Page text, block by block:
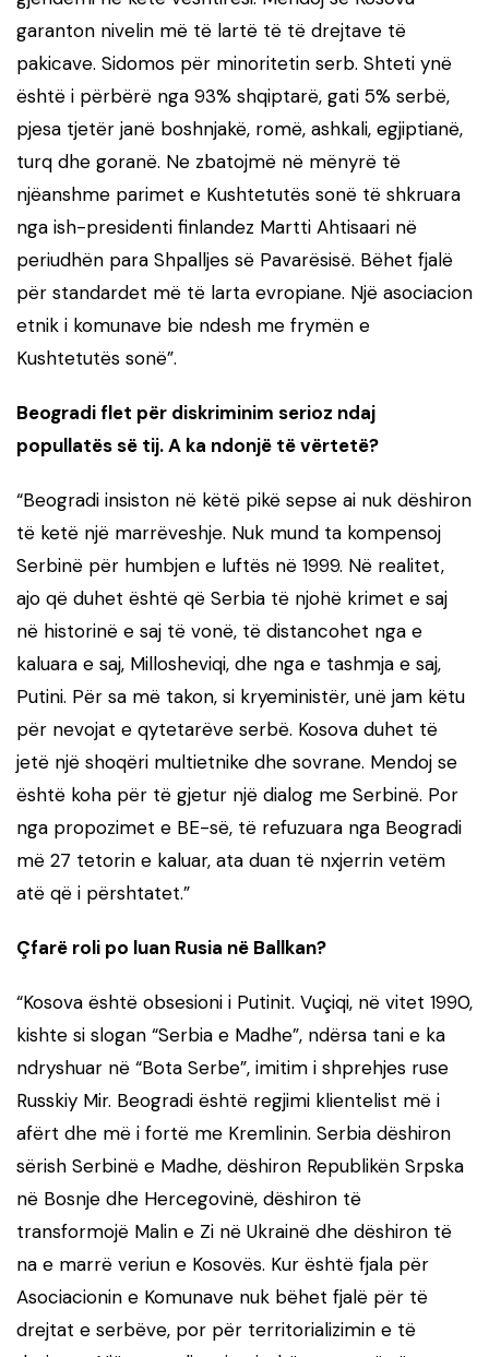
garanton nivelin më të lartë të të drejtave të
pakicave. Sidomos për minoritetin serb. Shteti ynë
është i përbërë nga 93% shqiptarë, gati 5% serbë,
pjesa tjetër janë boshnjakë, romë, ashkali, egjiptianë,
turq dhe goranë. Ne zbatojmë në mënyrë të
njëanshme parimet e Kushtetutës sonë të shkruara
nga ish-presidenti finlandez Martti Ahtisaari në
periudhën para Shpalljes së Pavarësisë. Bëhet fjalë
për standardet më të larta evropiane. Një asociacion
etnik i komunave bie ndesh me frymën e
Kushtetutës sonë”.
Beogradi flet për diskriminim serioz ndaj
popullatës së tij. A ka ndonjë të vërtetë?
“Beogradi insiston në këtë pikë sepse ai nuk dëshiron
të ketë një marrëveshje. Nuk mund ta kompensoj
Serbinë për humbjen e luftës në 1999. Në realitet,
ajo që duhet është që Serbia të njohë krimet e saj
në historinë e saj të vonë, të distancohet nga e
kaluara e saj, Millosheviqi, dhe nga e tashmja e saj,
Putini. Për sa më takon, si kryeministër, unë jam këtu
për nevojat e qytetarëve serbë. Kosova duhet të
jetë një shoqëri multietnike dhe sovrane. Mendoj se
është koha për të gjetur një dialog me Serbinë. Por
nga propozimet e BE-së, të refuzuara nga Beogradi
më 27 tetorin e kaluar, ata duan të nxjerrin vetëm
atë që i përshtatet.”
Çfarë roli po luan Rusia në Ballkan?
“Kosova është obsesioni i Putinit. Vuçiqi, në vitet 1990,
kishte si slogan “Serbia e Madhe”, ndërsa tani e ka
ndryshuar në “Bota Serbe”, imitim i shprehjes ruse
Russkiy Mir. Beogradi është regjimi klientelist më i
afërt dhe më i fortë me Kremlinin. Serbia dëshiron
sërish Serbinë e Madhe, dëshiron Republikën Srpska
në Bosnje dhe Hercegovinë, dëshiron të
transformojë Malin e Zi në Ukrainë dhe dëshiron të
na e marrë veriun e Kosovës. Kur është fjala për
Asociacionin e Komunave nuk bëhet fjalë për të
drejtat e serbëve, por për territorializimin e të